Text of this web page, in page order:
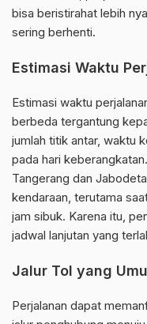
bisa beristirahat lebih
sering berhenti.
Estimasi Waktu
Estimasi waktu
berbeda tergantung
jumlah titik antar, waktu
pada hari
Tangerang dan
kendaraan, terutama
jam sibuk. Karena itu,
jadwal lanjutan yang
Jalur Tol yang
Perjalanan dapat